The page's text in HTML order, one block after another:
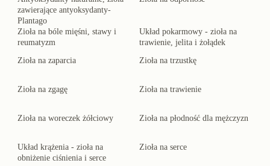
zawierające antyoksydanty-
Plantago
Zioła na bóle mięśni, stawy i
reumatyzm
Układ pokarmowy - zioła na
trawienie, jelita i żołądek
Zioła na zaparcia
Zioła na trzustkę
Zioła na zgagę Zioła na trawienie
Zioła na woreczek żółciowy Zioła na płodność dla mężczyzn
Układ krążenia - zioła na
obniżenie ciśnienia i serce
Zioła na serce